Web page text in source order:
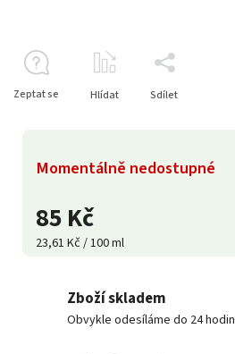
85 Kč
23,61 Kč / 100 ml
Momentálně nedostupné
Zeptat se Hlídat Sdílet
Zboží skladem
Obvykle odesíláme do 24 hodin